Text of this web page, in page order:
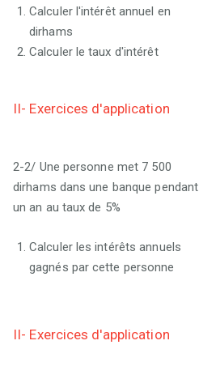
Calculer l'intérêt annuel en
dirhams
Calculer le taux d'intérêt
II- Exercices d'application
2-2/ Une personne met 7 500
dirhams dans une banque pendant
un an au taux de 5%
Calculer les intérêts annuels
gagnés par cette personne
II- Exercices d'application